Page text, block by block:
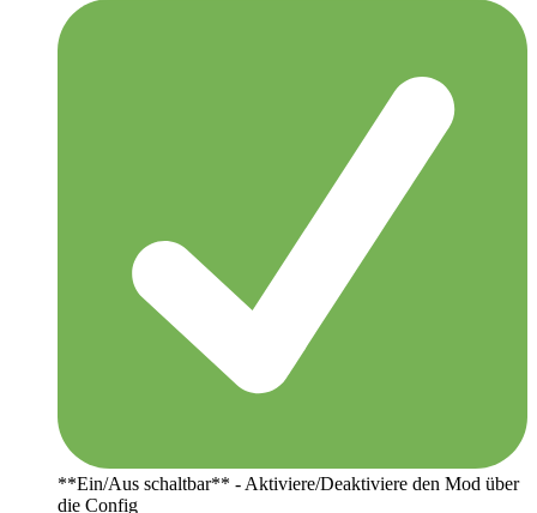
**Ein/Aus schaltbar** - Aktiviere/Deaktiviere den Mod über
die Config